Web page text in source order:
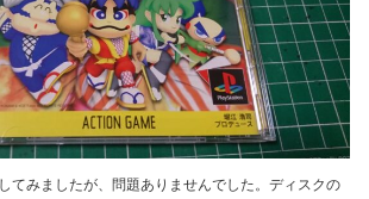
てみましたが、問題ありませんでした。ディスクの